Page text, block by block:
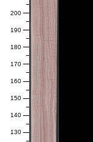
130
140
150
160
170
180
190
200